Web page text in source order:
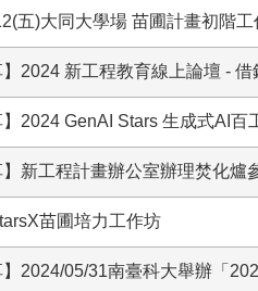
五)大同大學場 苗圃計畫初階工
】2024 新工程教育線上論壇 -
】2024 GenAI Stars 生成式AI百
】新工程計畫辦公室辦理焚化爐
苗圃培力工作坊
】2024/05/31南臺科大舉辦「